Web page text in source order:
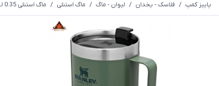
پاییز کمپ / فلاسک - یخدان / لیوان - ماگ / ماگ استنلی / ماگ استنلی 0.35 لیتر